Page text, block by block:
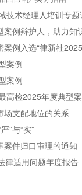
技术经理人培训专题
案例辩护人，助力知
例入选“律新社
案例
案例
高检2025年度典型
场支配地位的关系
”与“实”
案件归口审理的通知
律适用问题年度报告